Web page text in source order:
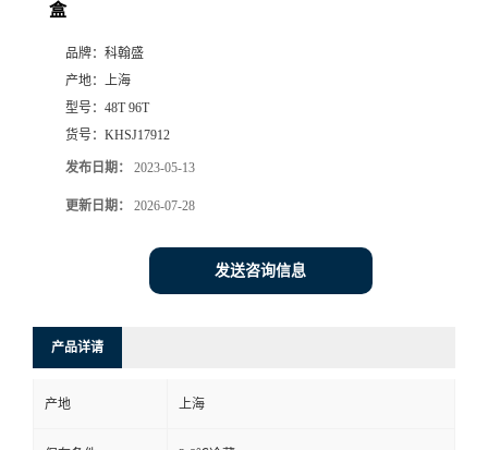
盒
品牌： 科翰盛
产地： 上海
型号： 48T 96T
货号： KHSJ17912
发布日期： 2023-05-13
更新日期： 2026-07-28
发送咨询信息
产品详请
产地 上海